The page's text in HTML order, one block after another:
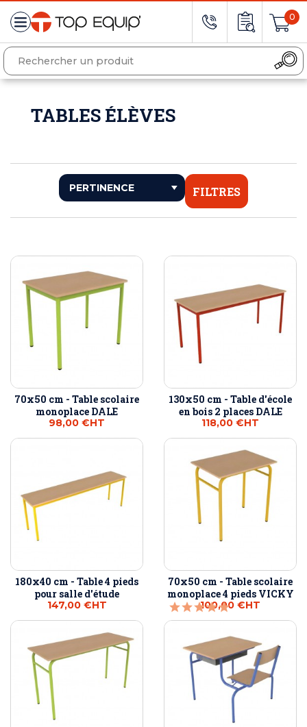
0
TABLES ÉLÈVES
FILTRES
70x50 cm - Table scolaire
monoplace DALE
98,00 €HT
130x50 cm - Table d'école
en bois 2 places DALE
118,00 €HT
180x40 cm - Table 4 pieds
pour salle d'étude
147,00 €HT
70x50 cm - Table scolaire
monoplace 4 pieds VICKY
100,00 €HT